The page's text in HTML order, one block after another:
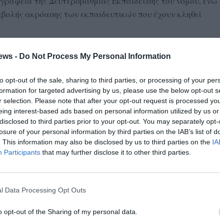
- Do Not Process My Personal Information
opt-out of the sale, sharing to third parties, or processing of your
for targeted advertising by us, please use the below opt-out
selection. Please note that after your opt-out request is processed
interest-based ads based on personal information utilized by us
to third parties prior to your opt-out. You may separately
of your personal information by third parties on the IAB’s list of
This information may also be disclosed by us to third parties on the
Participants that may further disclose it to other third parties.
Data Processing Opt Outs
opt-out of the Sharing of my personal data.
ακρόασης των εκπαιδευτικών που έχουν κληθεί
της Α’ ΕΛΜΕ Μεσσηνίας, Θεόφιλος Παπαδόπουλος:
έναν ασυνήθιστο ζήλο όσον αφορά στις
των συναδέλφων εκπαιδευτικών που έχουν
Σε αυτό το πλαίσιο τους καλεί μέσα σε δύο
Οι συνάδελφοι συμμετέχουν σε μια απεργία-
και παραμένει σε ισχύ, και οποιεσδήποτε πιέσεις
είναι και αντισυναδελφικές, δεν πρόκειται να
οι επόμενες ενέργειες από πλευράς της ΕΛΜΕ, μιας
του, οπότε και όλες οι σχετικές διαδικασίες θεωρητικά
εναντίον της κατηγοριοποίησης των σχολείων
Θα τραβήξει, από ό,τι φαίνεται, πολύ μακριά. Ο κλάδος
αγώνα, και στο τέλος πιστεύουμε ότι θα είναι και